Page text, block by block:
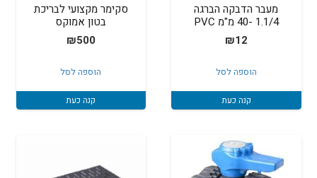
מעבר הדבקה הברגה
1.1/4 -40 מ"מ PVC
₪12
הוספה לסל
קנה כעת
סקימר מקצועי לבריכת
בטון אמוקס
₪500
הוספה לסל
קנה כעת